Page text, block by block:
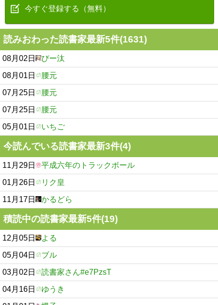
今すぐ登録する（無料）
読みおわった読書家最新5件(1631)
08月02日 びー汰
08月01日 腰元
07月25日 腰元
07月25日 腰元
05月01日 いちご
今読んでいる読書家最新3件(4)
11月29日 平成六年のトラックボール
01月26日 リク皇
11月17日 かるどら
積読中の読書家最新5件(19)
12月05日 よる
05月04日 ブル
03月02日 読書家さん#e7PzsT
04月16日 ゆうき